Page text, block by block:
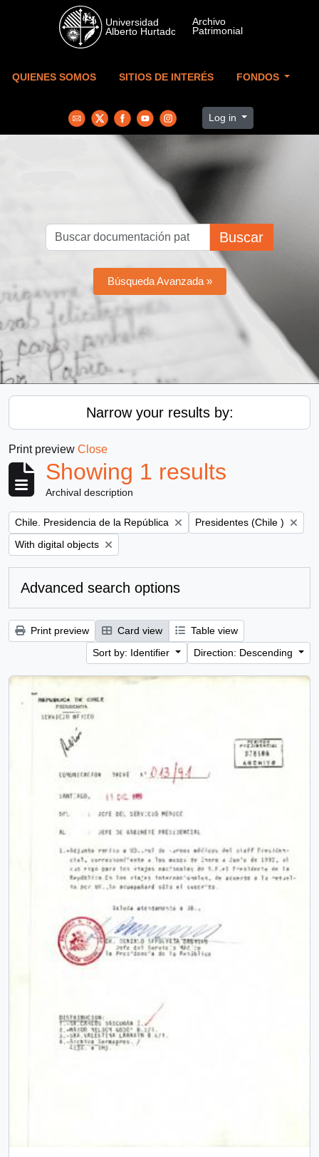
Skip to main content
QUIENES SOMOS SITIOS DE INTERÉS FONDOS
Log in
Buscar
Búsqueda Avanzada »
Narrow your results by:
Print preview Close
Showing 1 results
Archival description
Remove filter:
Chile. Presidencia de la República Remove filter:
Presidentes (Chile )
Remove filter:
With digital objects
Advanced search options
Print preview Card view
Table view
Sort by: Identifier
Direction: Descending